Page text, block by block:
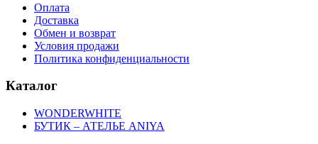
Оплата
Доставка
Обмен и возврат
Условия продажи
Политика конфиденциальности
Каталог
WONDERWHITE
БУТИК – АТЕЛЬЕ ANIYA